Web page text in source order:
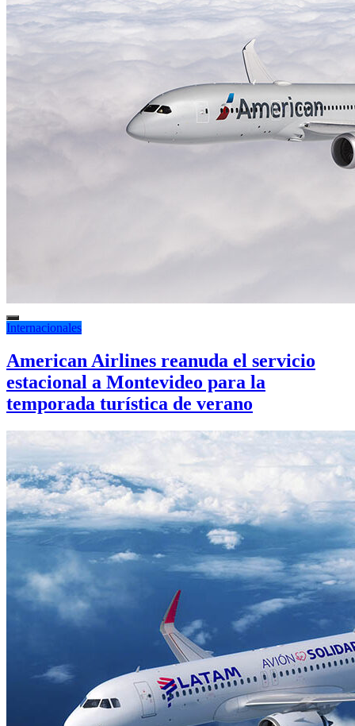
Internacionales
American Airlines reanuda el servicio
estacional a Montevideo para la
temporada turística de verano